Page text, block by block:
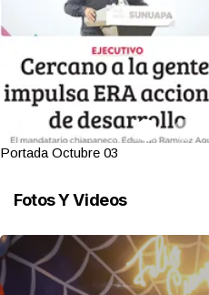
Portada Octubre 03
Fotos Y Videos